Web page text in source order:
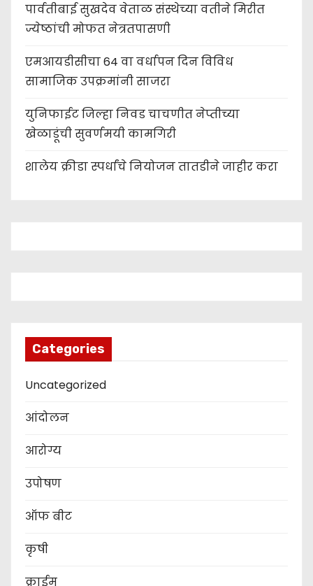
पार्वतीबाई सुखदेव वेताळ संस्थेच्या वतीने मिरीत
ज्येष्ठांची मोफत नेत्रतपासणी
एमआयडीसीचा 64 वा वर्धापन दिन विविध
सामाजिक उपक्रमांनी साजरा
युनिफाईट जिल्हा निवड चाचणीत नेप्तीच्या
खेळाडूंची सुवर्णमयी कामगिरी
शालेय क्रीडा स्पर्धांचे नियोजन तातडीने जाहीर करा
Categories
Uncategorized
आंदोलन
आरोग्य
उपोषण
ऑफ बीट
कृषी
क्राईम